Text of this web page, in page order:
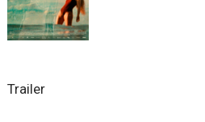
Trailer